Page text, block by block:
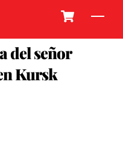
del señor
Kursk